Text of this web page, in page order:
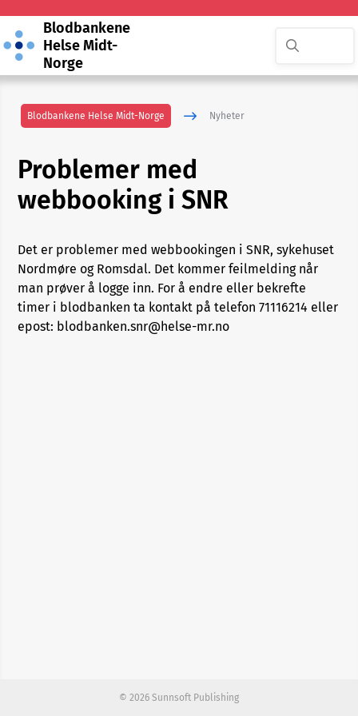
Blodbankene
Helse Midt-
Norge
Blodbankene Helse Midt-Norge Nyheter
Problemer med
webbooking i SNR
Det er problemer med webbookingen i SNR, sykehuset
Nordmøre og Romsdal. Det kommer feilmelding når
man prøver å logge inn. For å endre eller bekrefte
timer i blodbanken ta kontakt på telefon 71116214 eller
epost: blodbanken.snr@helse-mr.no
© 2026 Sunnsoft Publishing